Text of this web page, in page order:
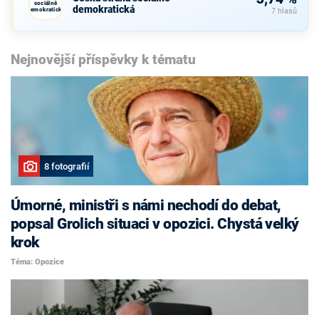
sociálně
demokratická
demokratická
7 hlasů
Nejnovější příspěvky k tématu
8 fotografií
Úmorné, ministři s námi nechodí do debat,
popsal Grolich situaci v opozici. Chystá velký
krok
Téma: Opozice